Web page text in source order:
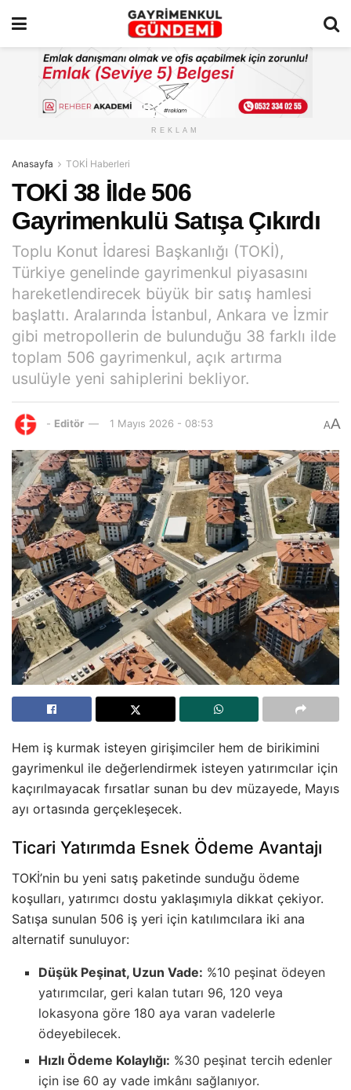
REKLAM
Anasayfa TOKİ Haberleri
TOKİ 38 İlde 506
Gayrimenkulü Satışa Çıkırdı
Toplu Konut İdaresi Başkanlığı (TOKİ),
Türkiye genelinde gayrimenkul piyasasını
hareketlendirecek büyük bir satış hamlesi
başlattı. Aralarında İstanbul, Ankara ve İzmir
gibi metropollerin de bulunduğu 38 farklı ilde
toplam 506 gayrimenkul, açık artırma
usulüyle yeni sahiplerini bekliyor.
- Editör 1 Mayıs 2026 - 08:53 AA
Hem iş kurmak isteyen girişimciler hem de birikimini
gayrimenkul ile değerlendirmek isteyen yatırımcılar için
kaçırılmayacak fırsatlar sunan bu dev müzayede, Mayıs
ayı ortasında gerçekleşecek.
Ticari Yatırımda Esnek Ödeme Avantajı
TOKİ’nin bu yeni satış paketinde sunduğu ödeme
koşulları, yatırımcı dostu yaklaşımıyla dikkat çekiyor.
Satışa sunulan 506 iş yeri için katılımcılara iki ana
alternatif sunuluyor:
Düşük Peşinat, Uzun Vade: %10 peşinat ödeyen
yatırımcılar, geri kalan tutarı 96, 120 veya
lokasyona göre 180 aya varan vadelerle
ödeyebilecek.
Hızlı Ödeme Kolaylığı: %30 peşinat tercih edenler
için ise 60 ay vade imkânı sağlanıyor.